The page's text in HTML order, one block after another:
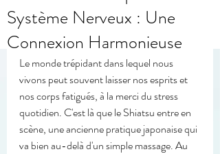
Système Nerveux : Une
Connexion Harmonieuse
Le monde trépidant dans lequel nous
vivons peut souvent laisser nos esprits et
nos corps fatigués, à la merci du stress
quotidien. C'est là que le Shiatsu entre en
scène, une ancienne pratique japonaise qui
va bien au-delà d'un simple massage. Au